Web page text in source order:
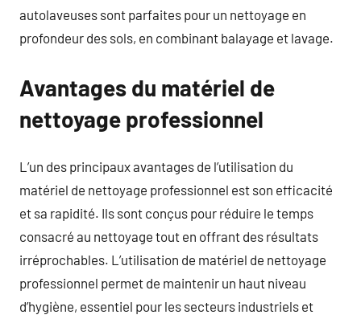
autolaveuses sont parfaites pour un nettoyage en
profondeur des sols, en combinant balayage et lavage.
Avantages du matériel de
nettoyage professionnel
L’un des principaux avantages de l’utilisation du
matériel de nettoyage professionnel est son efficacité
et sa rapidité. Ils sont conçus pour réduire le temps
consacré au nettoyage tout en offrant des résultats
irréprochables. L’utilisation de matériel de nettoyage
professionnel permet de maintenir un haut niveau
d’hygiène, essentiel pour les secteurs industriels et